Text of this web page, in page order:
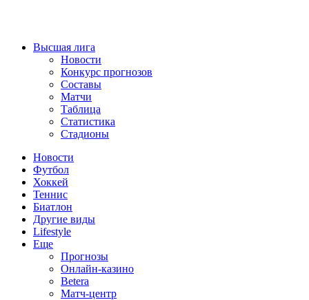
Высшая лига
Новости
Конкурс прогнозов
Составы
Матчи
Таблица
Статистика
Стадионы
Новости
Футбол
Хоккей
Теннис
Биатлон
Другие виды
Lifestyle
Еще
Прогнозы
Онлайн-казино
Betera
Матч-центр